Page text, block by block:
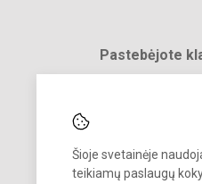
Šioje svetainėje
teikiamų paslaugų
Pastebėjote